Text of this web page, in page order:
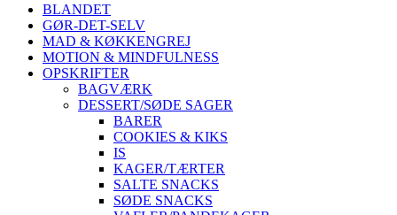
BLANDET
GØR-DET-SELV
MAD & KØKKENGREJ
MOTION & MINDFULNESS
OPSKRIFTER
BAGVÆRK
DESSERT/SØDE SAGER
BARER
COOKIES & KIKS
IS
KAGER/TÆRTER
SALTE SNACKS
SØDE SNACKS